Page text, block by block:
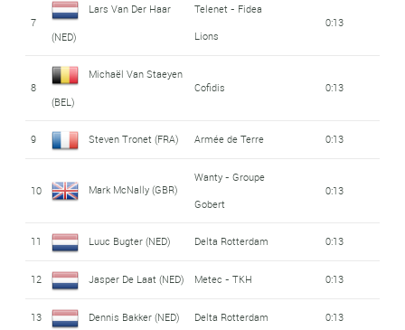
7
Lars Van Der Haar
(NED)
Telenet - Fidea
Lions
0:13
8
Michaël Van Staeyen
(BEL)
Cofidis 0:13
9 Steven Tronet (FRA) Armée de Terre 0:13
10 Mark McNally (GBR)
Wanty - Groupe
Gobert
0:13
11 Luuc Bugter (NED) Delta Rotterdam 0:13
12 Jasper De Laat (NED) Metec - TKH 0:13
13 Dennis Bakker (NED) Delta Rotterdam 0:13